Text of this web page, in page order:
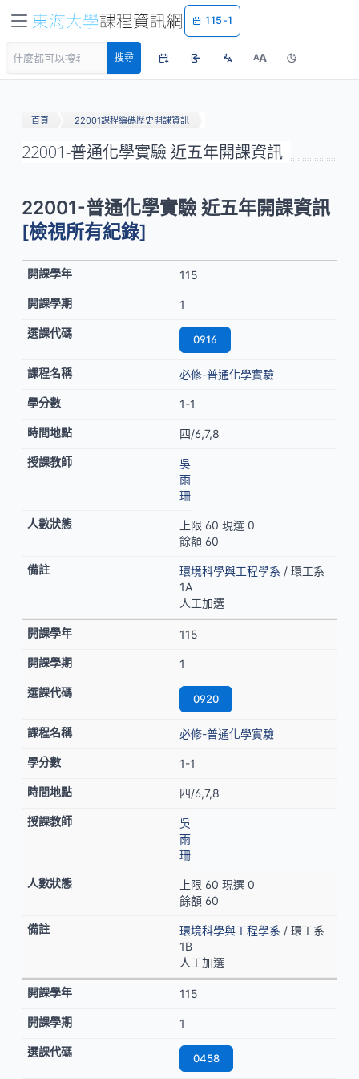
115-1
搜尋 AA
首頁 22001課程編碼歷史開課資訊
22001-普通化學實驗 近五年開課資訊
22001-普通化學實驗 近五年開課資訊
[檢視所有紀錄]
115
1
0916
必修-普通化學實驗
1-1
四/6,7,8
吳
雨
珊
上限 60 現選 0
餘額 60
環境科學與工程學系 / 環工系
1A
人工加選
115
1
0920
必修-普通化學實驗
1-1
四/6,7,8
吳
雨
珊
上限 60 現選 0
餘額 60
環境科學與工程學系 / 環工系
1B
人工加選
115
1
0458